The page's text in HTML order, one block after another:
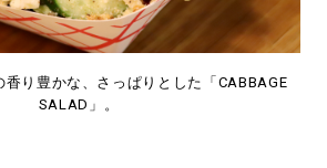
香り豊かな、さっぱりとした「CABBAGE
SALAD」。